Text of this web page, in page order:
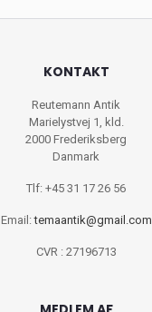
KONTAKT
Reutemann Antik
Marielystvej 1, kld.
2000 Frederiksberg
Danmark
Tlf: +45 31 17 26 56
Email:temaantik@gmail.com
CVR : 27196713